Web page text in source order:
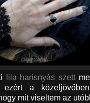
lila harisnyás szett
ezért a
mit viseltem az